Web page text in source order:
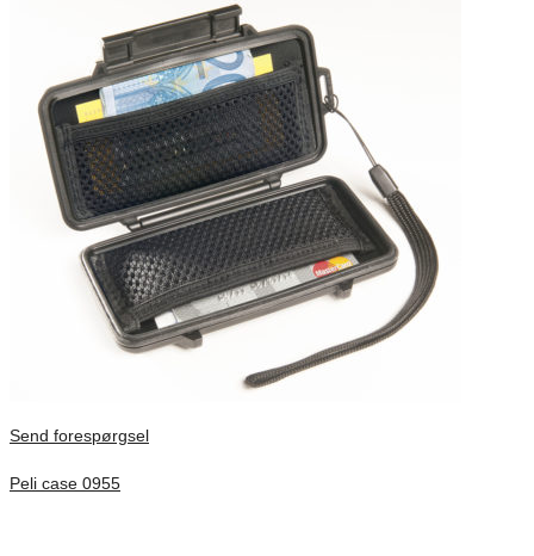
Send forespørgsel
Peli case 0955